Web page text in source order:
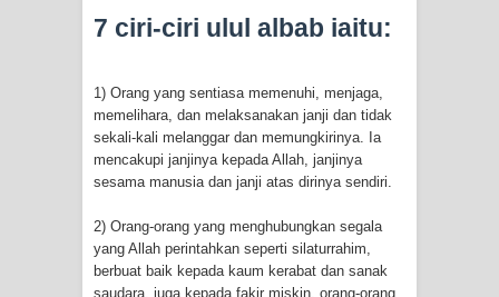
SIRHINDI)
Hati dan dua sayap
MUKASYAFAH MENURUT AHL AL-
SEKADAR MELIHAT, TETAPI
7 ciri-ciri ulul albab iaitu:
1) Orang yang sentiasa memenuhi, menjaga,
memelihara, dan melaksanakan janji dan tidak
sekali-kali melanggar dan memungkirinya. Ia
mencakupi janjinya kepada Allah, janjinya
sesama manusia dan janji atas dirinya sendiri.
2) Orang-orang yang menghubungkan segala
yang Allah perintahkan seperti silaturrahim,
berbuat baik kepada kaum kerabat dan sanak
saudara, juga kepada fakir miskin, orang-orang